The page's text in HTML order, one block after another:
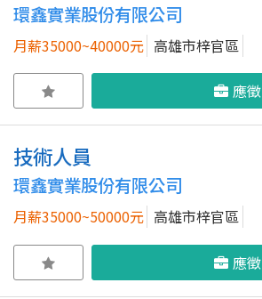
環鑫實業股份有限公司
月薪35000~40000元 高雄市梓官區
應徵
技術人員
環鑫實業股份有限公司
月薪35000~50000元 高雄市梓官區
應徵